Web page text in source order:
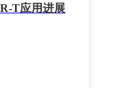
T应用进展